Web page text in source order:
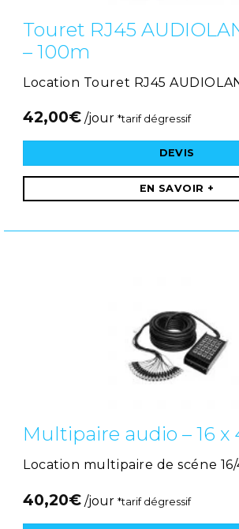
Touret RJ45
– 100m
Location Touret RJ45
42,00€ /jour *tarif dégressif
DEVIS
EN SAVOIR +
Multipaire audio – 16 x
Location multipaire de scéne
40,20€ /jour *tarif dégressif